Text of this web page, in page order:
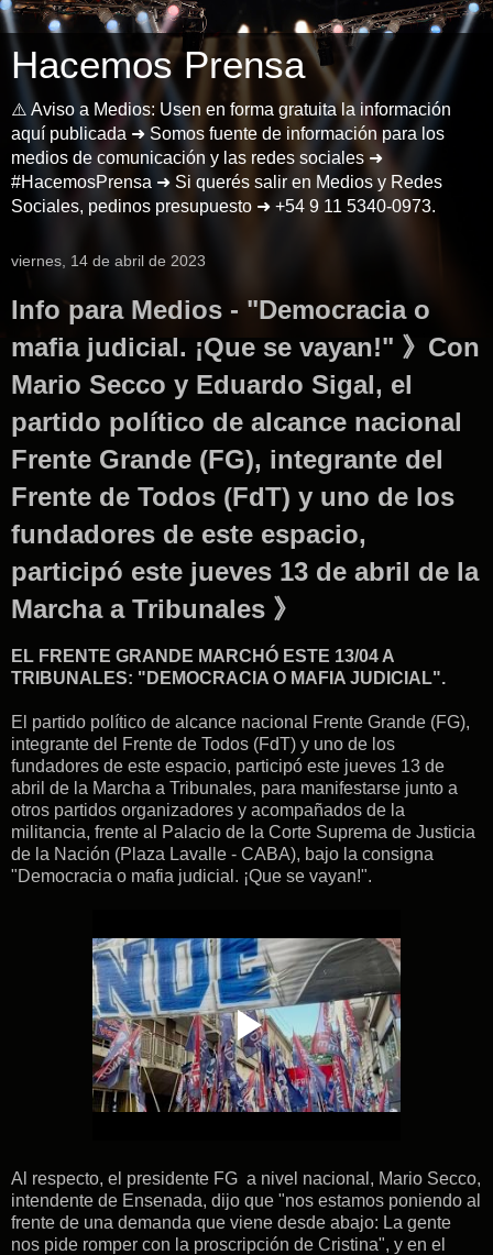
Hacemos Prensa
⚠️ Aviso a Medios: Usen en forma gratuita la información
aquí publicada ➜ Somos fuente de información para los
medios de comunicación y las redes sociales ➜
#HacemosPrensa ➜ Si querés salir en Medios y Redes
Sociales, pedinos presupuesto ➜ +54 9 11 5340-0973.
viernes, 14 de abril de 2023
Info para Medios - "Democracia o
mafia judicial. ¡Que se vayan!" 》Con
Mario Secco y Eduardo Sigal, el
partido político de alcance nacional
Frente Grande (FG), integrante del
Frente de Todos (FdT) y uno de los
fundadores de este espacio,
participó este jueves 13 de abril de la
Marcha a Tribunales 》
EL FRENTE GRANDE MARCHÓ ESTE 13/04 A
TRIBUNALES: "DEMOCRACIA O MAFIA JUDICIAL".
El partido político de alcance nacional Frente Grande (FG),
integrante del Frente de Todos (FdT) y uno de los
fundadores de este espacio, participó este jueves 13 de
abril de la Marcha a Tribunales, para manifestarse junto a
otros partidos organizadores y acompañados de la
militancia, frente al Palacio de la Corte Suprema de Justicia
de la Nación (Plaza Lavalle - CABA), bajo la consigna
"Democracia o mafia judicial. ¡Que se vayan!".
Al respecto, el presidente FG a nivel nacional, Mario Secco,
intendente de Ensenada, dijo que "nos estamos poniendo al
frente de una demanda que viene desde abajo: La gente
nos pide romper con la proscripción de Cristina", y en el